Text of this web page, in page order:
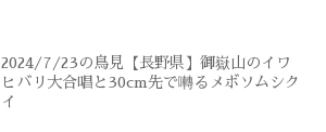
2024/7/23の鳥見【長野県】御嶽山のイワ
ヒバリ大合唱と30cm先で囀るメボソムシク
イ